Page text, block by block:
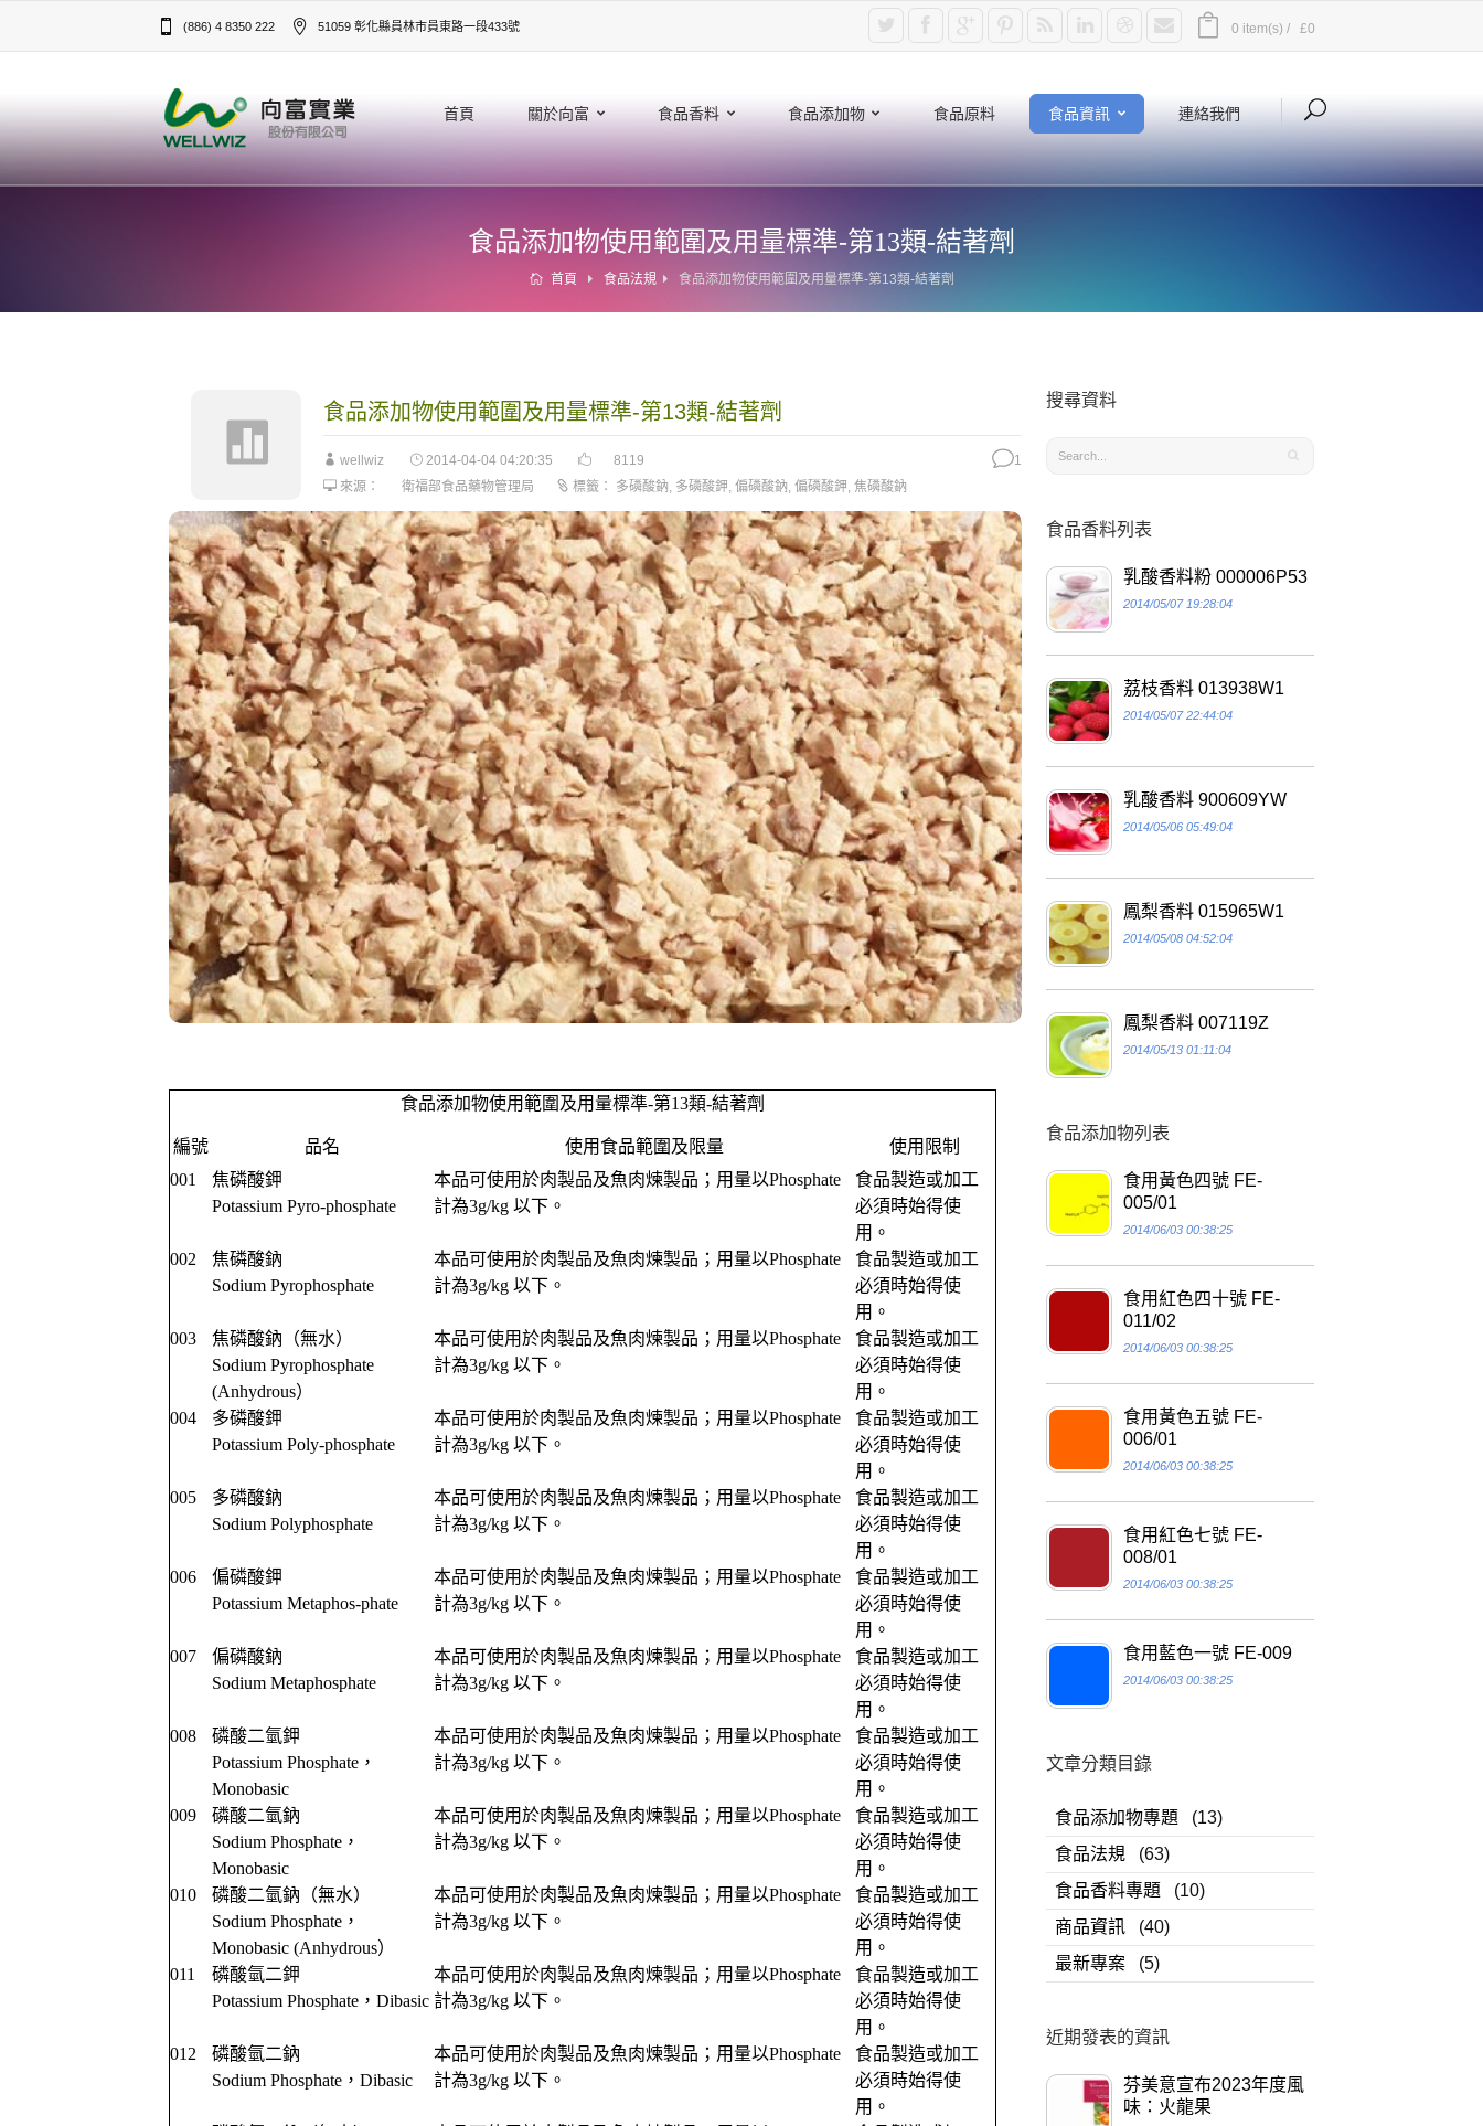
(886) 4 8350 222 51059 彰化縣員林市員東路一段433號 0 item(s) / £0
首頁 關於向富 食品香料 食品添加物 食品原料 食品資訊 連絡我們
食品添加物使用範圍及用量標準-第13類-結著劑
首頁 食品法規 食品添加物使用範圍及用量標準-第13類-結著劑
食品添加物使用範圍及用量標準-第13類-結著劑
wellwiz 2014-04-04 04:20:35 8119
1
來源：
衛福部食品藥物管理局 標籤： 多磷酸鈉, 多磷酸鉀, 偏磷酸鈉, 偏磷酸鉀, 焦磷酸鈉
食品添加物使用範圍及用量標準-第13類-結著劑
編號 品名 使用食品範圍及限量
使用限制
001
焦磷酸鉀
Potassium Pyro-phosphate
本品可使用於肉製品及魚肉煉製品；用量以Phosphate
計為3g/kg 以下。
食品製造或加工
必須時始得使
用。
002
焦磷酸鈉
Sodium Pyrophosphate
本品可使用於肉製品及魚肉煉製品；用量以Phosphate
計為3g/kg 以下。
食品製造或加工
必須時始得使
用。
003
焦磷酸鈉（無水）
Sodium Pyrophosphate
(Anhydrous）
本品可使用於肉製品及魚肉煉製品；用量以Phosphate
計為3g/kg 以下。
食品製造或加工
必須時始得使
用。
004
多磷酸鉀
Potassium Poly-phosphate
本品可使用於肉製品及魚肉煉製品；用量以Phosphate
計為3g/kg 以下。
食品製造或加工
必須時始得使
用。
005
多磷酸鈉
Sodium Polyphosphate
本品可使用於肉製品及魚肉煉製品；用量以Phosphate
計為3g/kg 以下。
食品製造或加工
必須時始得使
用。
006
偏磷酸鉀
Potassium Metaphos-phate
本品可使用於肉製品及魚肉煉製品；用量以Phosphate
計為3g/kg 以下。
食品製造或加工
必須時始得使
用。
007
偏磷酸鈉
Sodium Metaphosphate
本品可使用於肉製品及魚肉煉製品；用量以Phosphate
計為3g/kg 以下。
食品製造或加工
必須時始得使
用。
008
磷酸二氫鉀
Potassium Phosphate，
Monobasic
本品可使用於肉製品及魚肉煉製品；用量以Phosphate
計為3g/kg 以下。
食品製造或加工
必須時始得使
用。
009
磷酸二氫鈉
Sodium Phosphate，
Monobasic
本品可使用於肉製品及魚肉煉製品；用量以Phosphate
計為3g/kg 以下。
食品製造或加工
必須時始得使
用。
010
磷酸二氫鈉（無水）
Sodium Phosphate，
Monobasic (Anhydrous）
本品可使用於肉製品及魚肉煉製品；用量以Phosphate
計為3g/kg 以下。
食品製造或加工
必須時始得使
用。
011
磷酸氫二鉀
Potassium Phosphate，Dibasic
本品可使用於肉製品及魚肉煉製品；用量以Phosphate
計為3g/kg 以下。
食品製造或加工
必須時始得使
用。
012
磷酸氫二鈉
Sodium Phosphate，Dibasic
本品可使用於肉製品及魚肉煉製品；用量以Phosphate
計為3g/kg 以下。
食品製造或加工
必須時始得使
用。
搜尋資料
食品香料列表
乳酸香料粉 000006P53
2014/05/07 19:28:04
荔枝香料 013938W1
2014/05/07 22:44:04
乳酸香料 900609YW
2014/05/06 05:49:04
鳳梨香料 015965W1
2014/05/08 04:52:04
鳳梨香料 007119Z
2014/05/13 01:11:04
食品添加物列表
食用黃色四號 FE-
005/01
2014/06/03 00:38:25
食用紅色四十號 FE-
011/02
2014/06/03 00:38:25
食用黃色五號 FE-
006/01
2014/06/03 00:38:25
食用紅色七號 FE-
008/01
2014/06/03 00:38:25
食用藍色一號 FE-009
2014/06/03 00:38:25
文章分類目錄
食品添加物專題
(13)
食品法規
(63)
食品香料專題
(10)
商品資訊
(40)
最新專案
(5)
近期發表的資訊
芬美意宣布2023年度風
味：火龍果